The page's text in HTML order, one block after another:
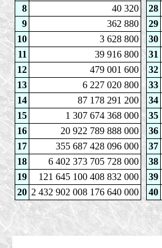
8
40 320
9
362 880
10
3 628 800
11
39 916 800
12
479 001 600
13
6 227 020 800
14
87 178 291 200
15
1 307 674 368 000
16
20 922 789 888 000
17
355 687 428 096 000
18
6 402 373 705 728 000
19
121 645 100 408 832 000
20 2 432 902 008 176 640 000
28
29
30
31
32
33
34
35
36
37
38
39
40